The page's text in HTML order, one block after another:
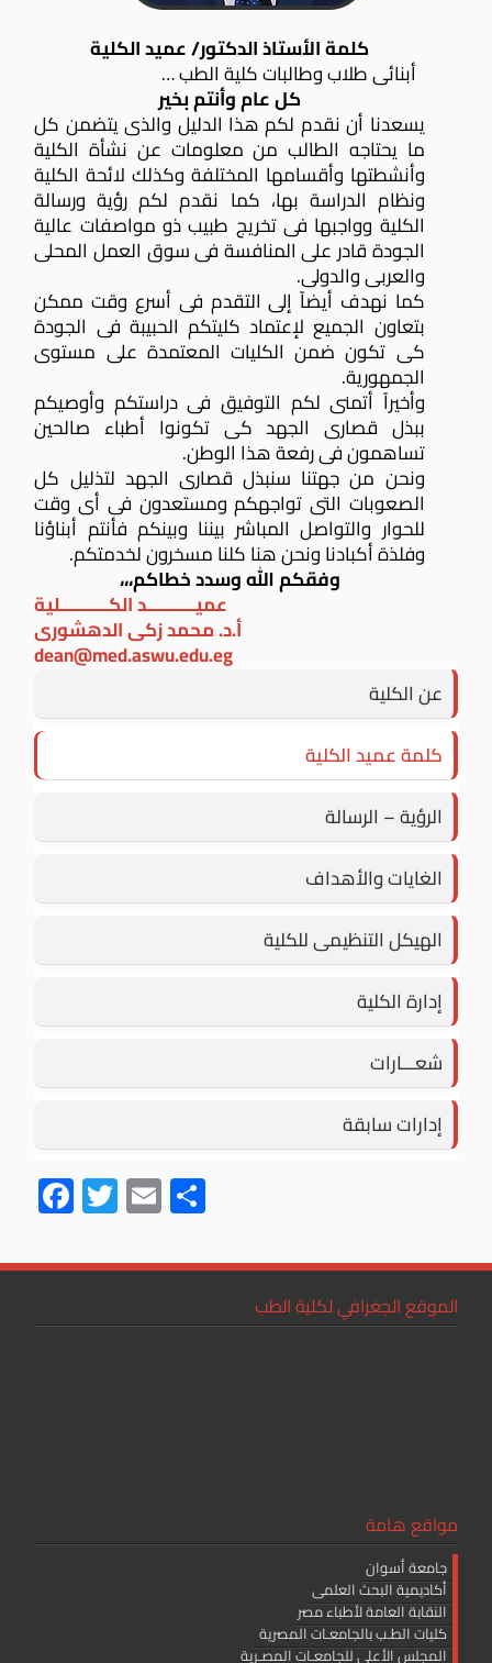
كلمة الأستاذ الدكتور/ عميد الكلية
أبنائى طلاب وطالبات كلية الطب …
كل عام وأنتم بخير
يسعدنا أن نقدم لكم هذا الدليل والذى يتضمن كل
ما يحتاجه الطالب من معلومات عن نشأة الكلية
وأنشطتها وأقسامها المختلفة وكذلك لائحة الكلية
ونظام الدراسة بها، كما نقدم لكم رؤية ورسالة
الكلية وواجبها فى تخريج طبيب ذو مواصفات عالية
الجودة قادر على المنافسة فى سوق العمل المحلى
والعربى والدولى.
كما نهدف أيضاً إلى التقدم فى أسرع وقت ممكن
بتعاون الجميع لإعتماد كليتكم الحبيبة فى الجودة
كى تكون ضمن الكليات المعتمدة على مستوى
الجمهورية.
وأخيراً أتمنى لكم التوفيق فى دراستكم وأوصيكم
ببذل قصارى الجهد كى تكونوا أطباء صالحين
تساهمون فى رفعة هذا الوطن.
ونحن من جهتنا سنبذل قصارى الجهد لتذليل كل
الصعوبات التى تواجهكم ومستعدون فى أى وقت
للحوار والتواصل المباشر بيننا وبينكم فأنتم أبناؤنا
وفلذة أكبادنا ونحن هنا كلنا مسخرون لخدمتكم.
وفقكم الله وسدد خطاكم،،،
عميـــــــــــد الكـــــــــــلية
أ.د. محمد زكى الدهشورى
dean@med.aswu.edu.eg
عن الكلية
كلمة عميد الكلية
الرؤية – الرسالة
الغايات والأهداف
الهيكل التنظيمى للكلية
إدارة الكلية
شعـــارات
إدارات سابقة
F
ac
e
o
T
wi
tt
E
m
ailar
الموقع الجغرافي لكلية الطب
مواقع هامة
جامعة أسوان
أكاديمية البحث العلمى
النقابة العامة لأطباء مصر
كليات الطـب بالجامعـات المصرية
المجلس الأعلى للجامعـات المصـرية